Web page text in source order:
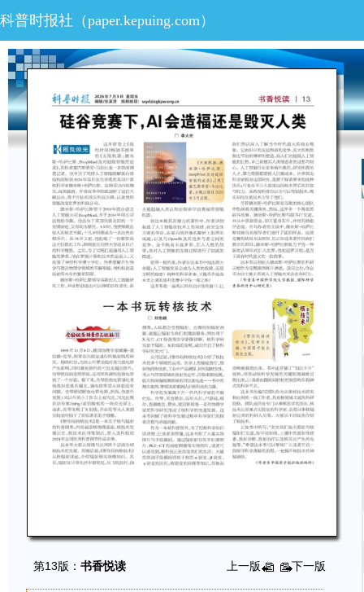
科普时报社（paper.kepuing.com）
第13版：书香悦读 上一版 下一版